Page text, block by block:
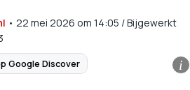
• 22 mei 2026 om 14:05 /Bijgewerkt
Google Discover i